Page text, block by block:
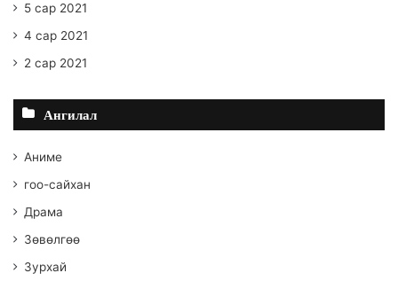
5 сар 2021
4 сар 2021
2 сар 2021
Ангилал
Аниме
гоо-сайхан
Драма
Зөвөлгөө
Зурхай